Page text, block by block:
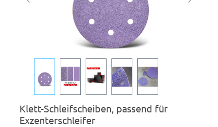
Klett-Schleifscheiben, passend für
Exzenterschleifer